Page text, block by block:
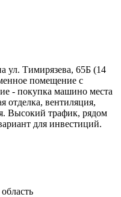
ул. Тимирязева, 65Б (14
помещение с
- покупка машино места
отделка, вентиляция,
Высокий трафик, рядом
для инвестиций.